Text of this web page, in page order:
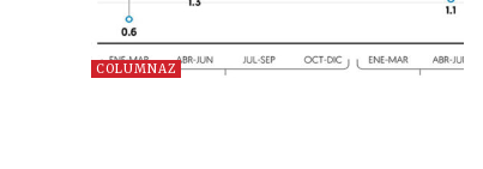
COLUMNAZ